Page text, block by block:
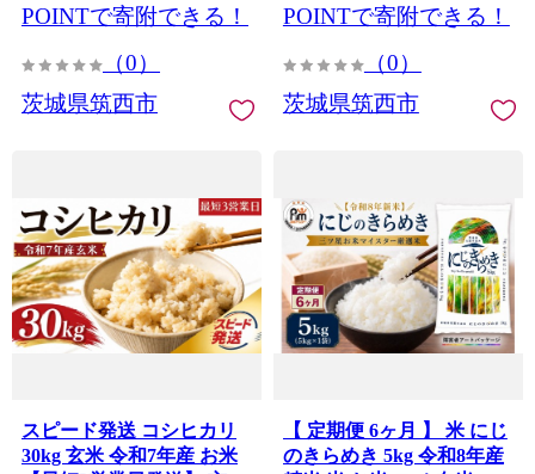
産 R7 30kg 米30kg 30キロ
精米 茨城県 筑西市 関東 フ
POINTで寄附できる！
（0）
茨城県筑西市
産 R7 5kg 米5kg 5キロ
精米 茨城県 筑西市 関東 フ
POINTで寄附できる！
（0）
茨城県筑西市
スピード発送 コシヒカリ
30kg 玄米 令和7年産 お米
【 定期便 6ヶ月 】 米 にじ
のきらめき 5kg 令和8年産